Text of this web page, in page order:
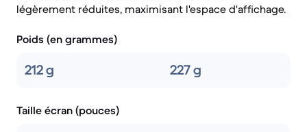
légèrement réduites, maximisant l'espace d'affichage.
Poids (en grammes)
212 g 227 g
Taille écran (pouces)